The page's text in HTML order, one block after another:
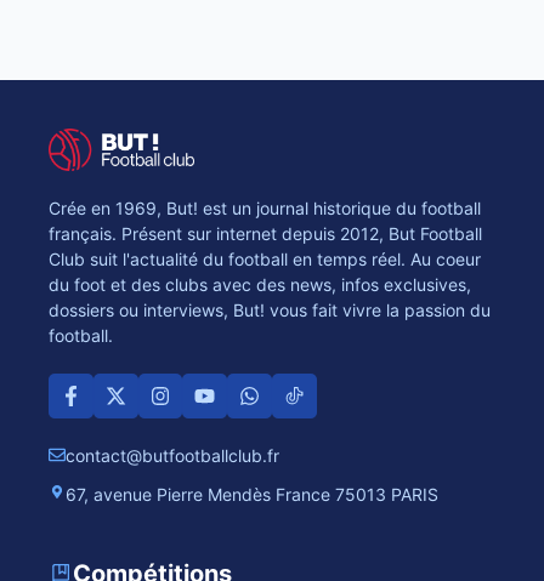
Crée en 1969, But! est un journal historique du football
français. Présent sur internet depuis 2012, But Football
Club suit l'actualité du football en temps réel. Au coeur
du foot et des clubs avec des news, infos exclusives,
dossiers ou interviews, But! vous fait vivre la passion du
football.
contact@butfootballclub.fr
67, avenue Pierre Mendès France 75013 PARIS
Compétitions